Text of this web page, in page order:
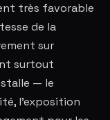
très favorable
de la
sur
surtout
— le
l'exposition